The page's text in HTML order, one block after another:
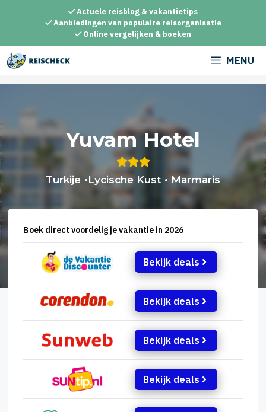
inhoud
Actuele reisblog & vakantietips
Aanbiedingen van populaire reisorganisatie
Online vergelijken & boeken
MENU
Yuvam Hotel
Turkije •Lycische Kust • Marmaris
Boek direct voordelig je vakantie in 2026
Bekijk deals
Bekijk deals
Bekijk deals
Bekijk deals